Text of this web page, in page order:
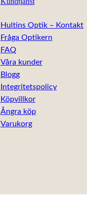
Hultins Optik – Kontakt
Fråga Optikern
FAQ
Våra kunder
Blogg
Integritetspolicy
Köpvillkor
Ångra köp
Varukorg